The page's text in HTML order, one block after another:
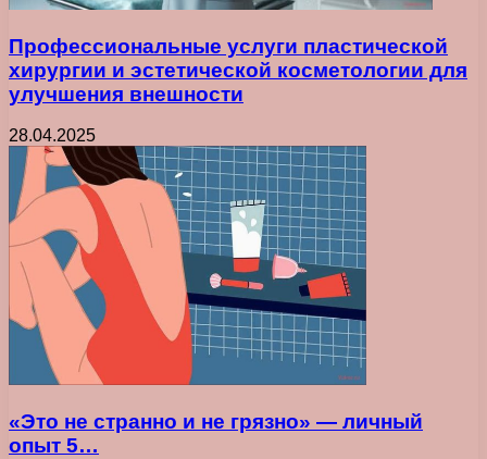
Профессиональные услуги пластической
хирургии и эстетической косметологии для
улучшения внешности
28.04.2025
«Это не странно и не грязно» — личный
опыт 5…